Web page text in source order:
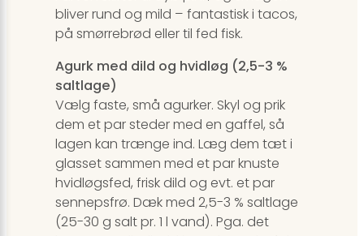
bliver rund og mild – fantastisk i tacos,
på smørrebrød eller til fed fisk.
Agurk med dild og hvidløg (2,5-3 %
saltlage)
Vælg faste, små agurker. Skyl og prik
dem et par steder med en gaffel, så
lagen kan trænge ind. Læg dem tæt i
glasset sammen med et par knuste
hvidløgsfed, frisk dild og evt. et par
sennepsfrø. Dæk med 2,5-3 % saltlage
(25-30 g salt pr. 1 l vand). Pga. det